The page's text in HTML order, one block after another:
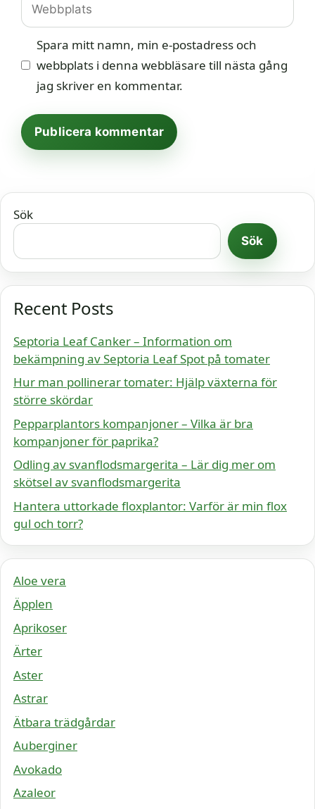
Spara mitt namn, min e-postadress och
webbplats i denna webbläsare till nästa gång
jag skriver en kommentar.
Sök
Sök
Recent Posts
Septoria Leaf Canker – Information om
bekämpning av Septoria Leaf Spot på tomater
Hur man pollinerar tomater: Hjälp växterna för
större skördar
Pepparplantors kompanjoner – Vilka är bra
kompanjoner för paprika?
Odling av svanflodsmargerita – Lär dig mer om
skötsel av svanflodsmargerita
Hantera uttorkade floxplantor: Varför är min flox
gul och torr?
Aloe vera
Äpplen
Aprikoser
Ärter
Aster
Astrar
Ätbara trädgårdar
Auberginer
Avokado
Azaleor